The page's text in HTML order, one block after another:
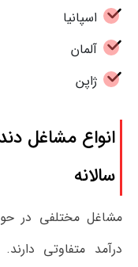
اسپانیا
آلمان
ژاپن
انواع مشاغل
سالانه
مشاغل مختلفی در
درآمد متفاوتی